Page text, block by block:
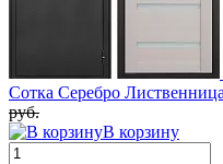
Сотка Серебро
руб.
В корзину